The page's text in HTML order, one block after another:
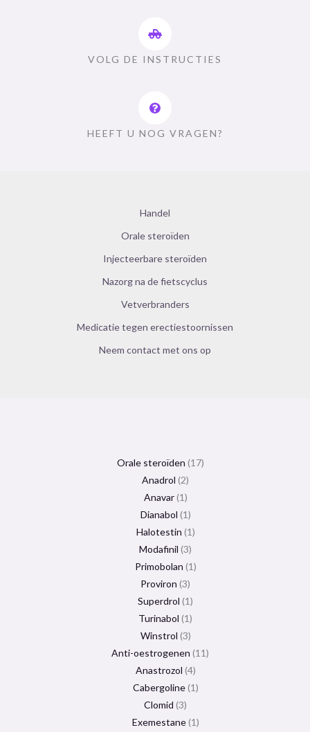
VOLG DE INSTRUCTIES
HEEFT U NOG VRAGEN?
Handel
Orale steroïden
Injecteerbare steroïden
Nazorg na de fietscyclus
Vetverbranders
Medicatie tegen erectiestoornissen
Neem contact met ons op
Orale steroïden 17
Anadrol 2
Anavar 1
Dianabol 1
Halotestin 1
Modafinil 3
Primobolan 1
Proviron 3
Superdrol 1
Turinabol 1
Winstrol 3
Anti-oestrogenen 11
Anastrozol 4
Cabergoline 1
Clomid 3
Exemestane 1